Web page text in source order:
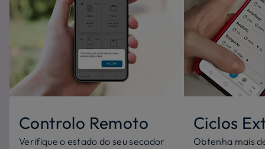
Controlo Remoto
Verifique o estado do seu secador
Ciclos
Obtenha mais